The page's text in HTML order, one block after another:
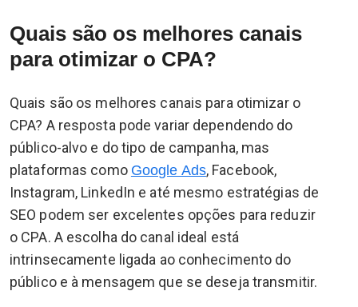
Quais são os melhores canais
para otimizar o CPA?
Quais são os melhores canais para otimizar o
CPA? A resposta pode variar dependendo do
público-alvo e do tipo de campanha, mas
plataformas como Google Ads, Facebook,
Instagram, LinkedIn e até mesmo estratégias de
SEO podem ser excelentes opções para reduzir
o CPA. A escolha do canal ideal está
intrinsecamente ligada ao conhecimento do
público e à mensagem que se deseja transmitir.